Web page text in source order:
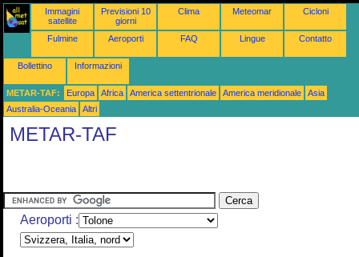
Immagini
satellite
Previsioni 10
giorni
Clima Meteomar Cicloni
Fulmine Aeroporti FAQ Lingue Contatto
Bollettino Informazioni
METAR-TAF: Europa Africa America settentrionale America meridionale
Asia
Australia-Oceania
Altri
METAR-TAF
Aeroporti :